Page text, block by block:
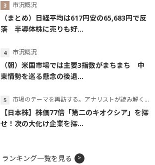
市況概況
（まとめ）日経平均は617円安の65,683円で反
落 半導体株に売りも好...
市況概況
（朝）米国市場では主要3指数がまちまち 中
東情勢を巡る懸念の後退...
市場のテーマを再訪する。アナリストが読み解くテーマの本質
【日本株】株価77倍「第二のキオクシア」を探
せ！次の大化け企業を探...
ランキング一覧を見る